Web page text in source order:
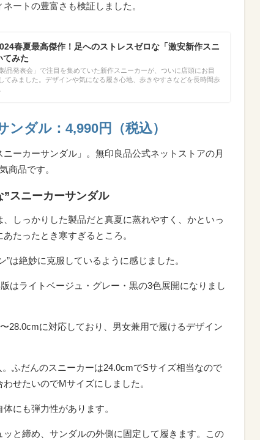
ートの豊富さも検証しました。
春夏最高傑作！足へのストレスゼロな「激安新作スニ
てみた
品発表会」で注目を集めていた新作スニーカーが、ついに店頭にお目
てみました。デザインや気になる履き心地、歩きやすさなどを長時間歩
ンダル：4,990円（税込）
ーカーサンダル」。無印良品公式ネットストアの月
商品です。
スニーカーサンダル
しっかりした製品だと真夏に蒸れやすく、かといっ
たったとき寒すぎるところ。
は絶妙に克服しているように感じました。
はライトベージュ・グレー・黒の3色展開になりまし
28.0cmに対応しており、男女兼用で履けるデザイン
ふだんのスニーカーは24.0cmでSサイズ相当なので
せたいのでMサイズにしました。
にも弾力性があります。
と締め、サンダルの外側に固定して履きます。この